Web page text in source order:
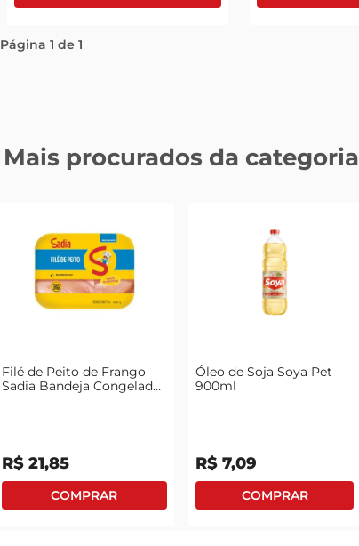
Página 1 de 1
Mais procurados da categoria
Filé de Peito de Frango
Sadia Bandeja Congelado
R$ 21,85
Óleo de Soja Soya Pet
900ml
R$ 7,09